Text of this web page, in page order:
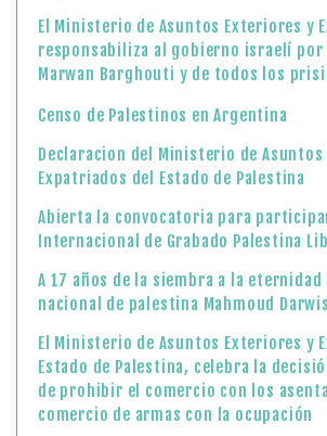
El Ministerio de Asuntos Exteriores y
responsabiliza al gobierno israelí por
Marwan Barghouti y de todos los
Censo de Palestinos en Argentina
Declaracion del Ministerio de
Expatriados del Estado de Palestina
Abierta la convocatoria para
Internacional de Grabado Palestina
A 17 años de la siembra a la
nacional de palestina Mahmoud
El Ministerio de Asuntos Exteriores y
Estado de Palestina, celebra la
de prohibir el comercio con los
comercio de armas con la ocupación